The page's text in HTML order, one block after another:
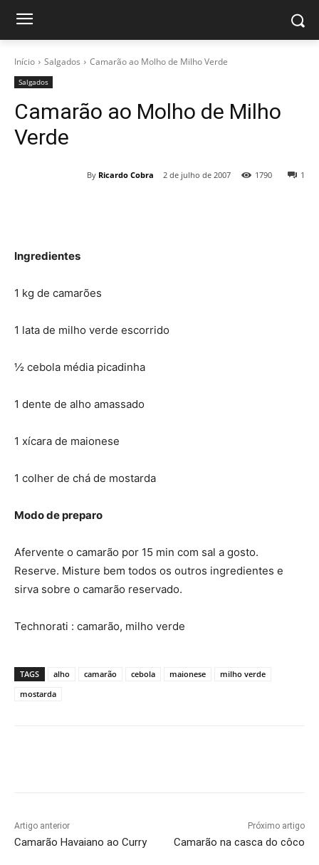
Início Salgados Camarão ao Molho de Milho Verde
Salgados
Camarão ao Molho de Milho
Verde
By Ricardo Cobra 2 de julho de 2007 1
1790
Ingredientes
1 kg de camarões
1 lata de milho verde escorrido
½ cebola média picadinha
1 dente de alho amassado
1 xícara de maionese
1 colher de chá de mostarda
Modo de preparo
Afervente o camarão por 15 min com sal a gosto.
Reserve. Misture bem todos os outros ingredientes e
sirva sobre o camarão reservado.
Technorati : camarão, milho verde
TAGS alho camarão cebola maionese
milho verde
mostarda
Artigo anterior
Camarão Havaiano ao Curry
Próximo artigo
Camarão na casca do côco